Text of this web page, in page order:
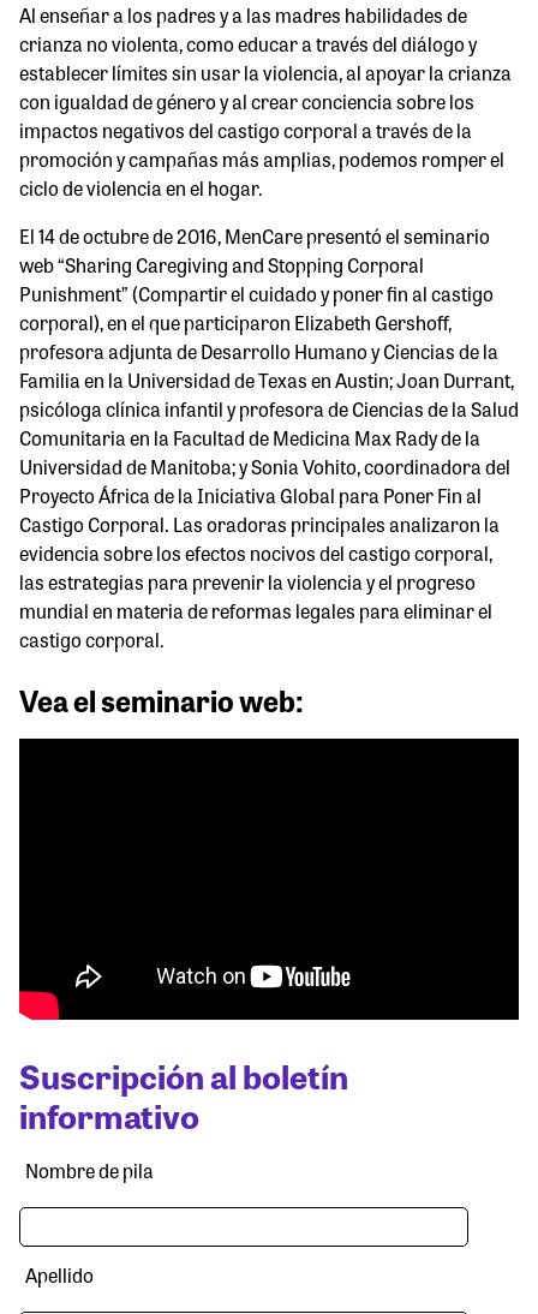
Al enseñar a los padres y a las madres habilidades de
crianza no violenta, como educar a través del diálogo y
establecer límites sin usar la violencia, al apoyar la crianza
con igualdad de género y al crear conciencia sobre los
impactos negativos del castigo corporal a través de la
promoción y campañas más amplias, podemos romper el
ciclo de violencia en el hogar.
El 14 de octubre de 2016, MenCare presentó el seminario
web “Sharing Caregiving and Stopping Corporal
Punishment” (Compartir el cuidado y poner fin al castigo
corporal), en el que participaron Elizabeth Gershoff,
profesora adjunta de Desarrollo Humano y Ciencias de la
Familia en la Universidad de Texas en Austin; Joan Durrant,
psicóloga clínica infantil y profesora de Ciencias de la Salud
Comunitaria en la Facultad de Medicina Max Rady de la
Universidad de Manitoba; y Sonia Vohito, coordinadora del
Proyecto África de la Iniciativa Global para Poner Fin al
Castigo Corporal. Las oradoras principales analizaron la
evidencia sobre los efectos nocivos del castigo corporal,
las estrategias para prevenir la violencia y el progreso
mundial en materia de reformas legales para eliminar el
castigo corporal.
Vea el seminario web:
Suscripción al boletín
informativo
Nombre de pila
Apellido